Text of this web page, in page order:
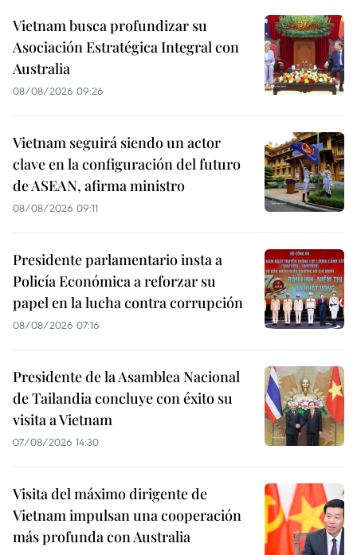
Vietnam busca profundizar su
Asociación Estratégica Integral con
Australia
08/08/2026 09:26
Vietnam seguirá siendo un actor
clave en la configuración del futuro
de ASEAN, afirma ministro
08/08/2026 09:11
Presidente parlamentario insta a
Policía Económica a reforzar su
papel en la lucha contra corrupción
08/08/2026 07:16
Presidente de la Asamblea Nacional
de Tailandia concluye con éxito su
visita a Vietnam
07/08/2026 14:30
Visita del máximo dirigente de
Vietnam impulsan una cooperación
más profunda con Australia